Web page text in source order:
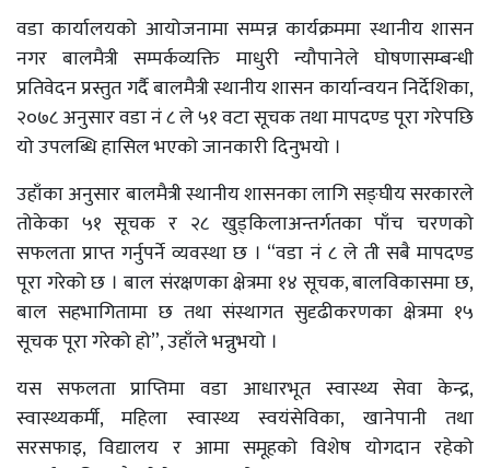
वडा कार्यालयको आयोजनामा सम्पन्न कार्यक्रममा स्थानीय शासन
नगर बालमैत्री सम्पर्कव्यक्ति माधुरी न्यौपानेले घोषणासम्बन्धी
प्रतिवेदन प्रस्तुत गर्दै बालमैत्री स्थानीय शासन कार्यान्वयन निर्देशिका,
२०७८ अनुसार वडा नं ८ ले ५१ वटा सूचक तथा मापदण्ड पूरा गरेपछि
यो उपलब्धि हासिल भएको जानकारी दिनुभयो ।
उहाँका अनुसार बालमैत्री स्थानीय शासनका लागि सङ्घीय सरकारले
तोकेका ५१ सूचक र २८ खुड्किलाअन्तर्गतका पाँच चरणको
सफलता प्राप्त गर्नुपर्ने व्यवस्था छ । “वडा नं ८ ले ती सबै मापदण्ड
पूरा गरेको छ । बाल संरक्षणका क्षेत्रमा १४ सूचक, बालविकासमा छ,
बाल सहभागितामा छ तथा संस्थागत सुदृढीकरणका क्षेत्रमा १५
सूचक पूरा गरेको हो”, उहाँले भन्नुभयो ।
यस सफलता प्राप्तिमा वडा आधारभूत स्वास्थ्य सेवा केन्द्र,
स्वास्थ्यकर्मी, महिला स्वास्थ्य स्वयंसेविका, खानेपानी तथा
सरसफाइ, विद्यालय र आमा समूहको विशेष योगदान रहेको